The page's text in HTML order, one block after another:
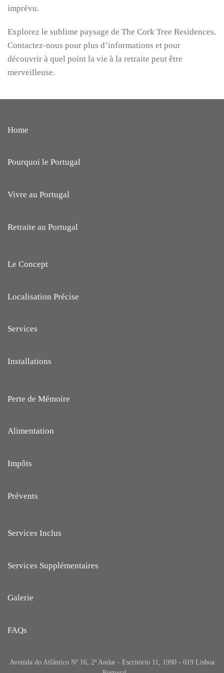
imprévu.
Explorez le sublime paysage de The Cork Tree Residences.
Contactez-nous pour plus d’informations et pour
découvrir à quel point la vie à la retraite peut être
merveilleuse.
Home
Pourquoi le Portugal
Vivre au Portugal
Retraite au Portugal
Le Concept
Localisation Précise
Services
Installations
Perte de Mémoire
Alimentation
Impôts
Prévents
Services Inclus
Services Supplémentaires
Galerie
FAQs
Avenida do Atlântico Nº 16, 2º Andar - Escritório 11, 1990 - 019 Lisboa